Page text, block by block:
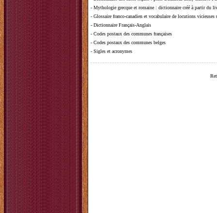
- Mythologie grecque et romaine : dictionnaire créé à partir du
- Glossaire franco-canadien et vocabulaire de locutions vicieuses
- Dictionnaire Français-Anglais
- Codes postaux des communes françaises
- Codes postaux des communes belges
- Sigles et acronymes